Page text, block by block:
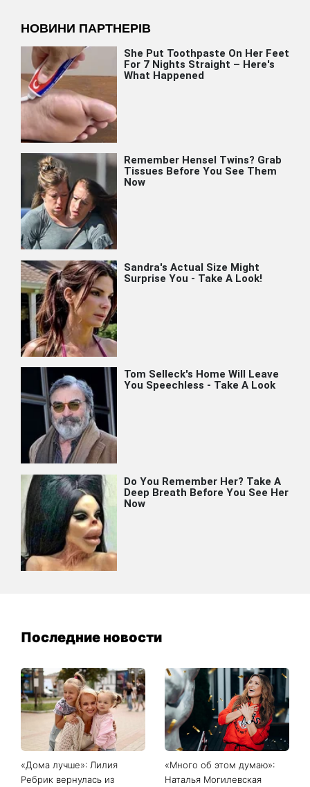
Последние новости
«Дома лучше»: Лилия
Ребрик вернулась из
«Много об этом думаю»:
Наталья Могилевская